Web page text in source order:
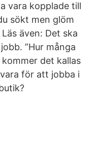
vara kopplade till
sökt men glöm
även: Det ska
”Hur många
det kallas
för att jobba i